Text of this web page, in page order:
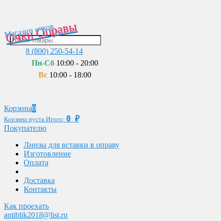
Очки Оправы
Магазин очков
8 (800) 250-54-14
Пн-Сб 10:00 - 20:00
Вс 10:00 - 18:00
Корзина0
Корзина пуста Итого: 0 ₽
Покупателю
Линзы для вставки в оправу
Изготовление
Оплата
Доставка
Контакты
Как проехать
antiblik2018@list.ru